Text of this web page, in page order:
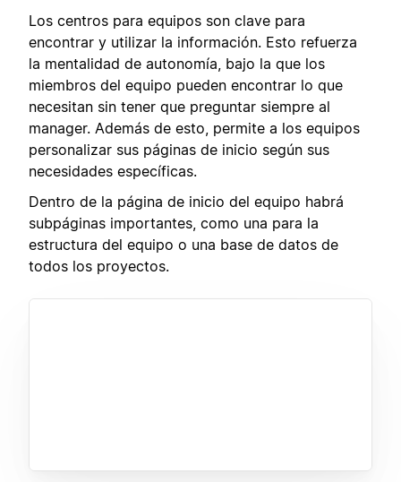
Los centros para equipos son clave para
encontrar y utilizar la información. Esto refuerza
la mentalidad de autonomía, bajo la que los
miembros del equipo pueden encontrar lo que
necesitan sin tener que preguntar siempre al
manager. Además de esto, permite a los equipos
personalizar sus páginas de inicio según sus
necesidades específicas.
Dentro de la página de inicio del equipo habrá
subpáginas importantes, como una para la
estructura del equipo o una base de datos de
todos los proyectos.